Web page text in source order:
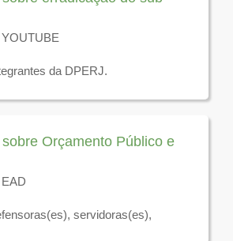
da DPERJ.
até 31 de dezembro de
Orçamento Público e
servidoras(es),